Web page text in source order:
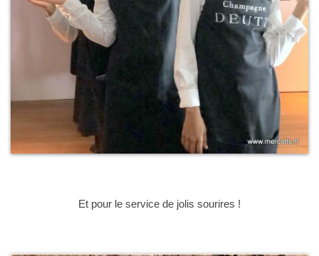
Et pour le service de jolis sourires !